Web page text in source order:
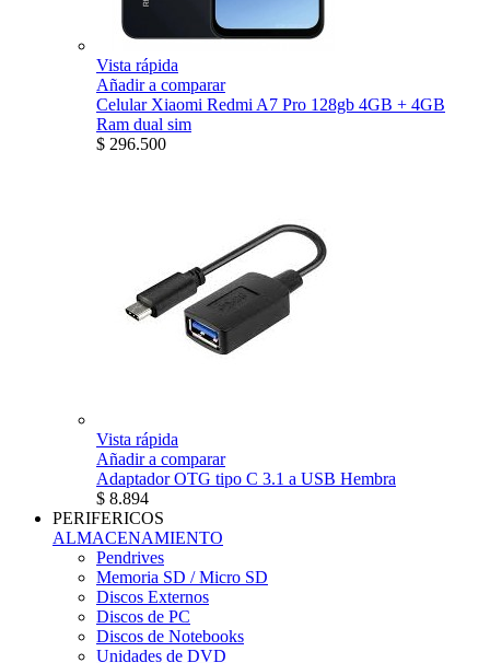
Vista rápida
Añadir a comparar
Celular Xiaomi Redmi A7 Pro 128gb 4GB + 4GB
Ram dual sim
$ 296.500
Vista rápida
Añadir a comparar
Adaptador OTG tipo C 3.1 a USB Hembra
$ 8.894
PERIFERICOS
ALMACENAMIENTO
Pendrives
Memoria SD / Micro SD
Discos Externos
Discos de PC
Discos de Notebooks
Unidades de DVD